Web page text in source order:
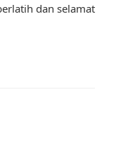
dan selamat